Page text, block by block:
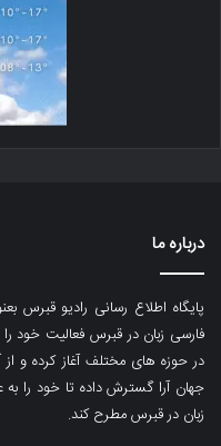
درباره ما
پایگاه اطلاع رسانی رادیو قبرس
جهان آرا گسترش داده تا خود را
زبان در قبرس مطرح کند.